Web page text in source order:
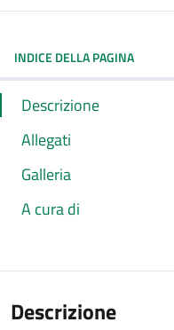
INDICE DELLA PAGINA
Descrizione
Allegati
Galleria
A cura di
Descrizione